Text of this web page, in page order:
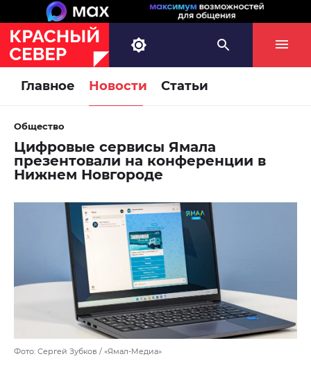
Главное Новости Статьи
Общество
Цифровые сервисы Ямала
презентовали на конференции в
Нижнем Новгороде
Фото: Сергей Зубков / «Ямал-Медиа»